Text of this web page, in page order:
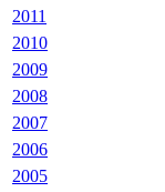
2011
2010
2009
2008
2007
2006
2005